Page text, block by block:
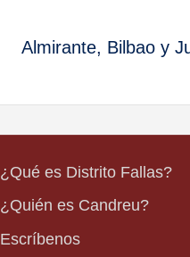
Almirante, Bilbao y
¿Qué es Distrito Fallas?
¿Quién es Candreu?
Escríbenos